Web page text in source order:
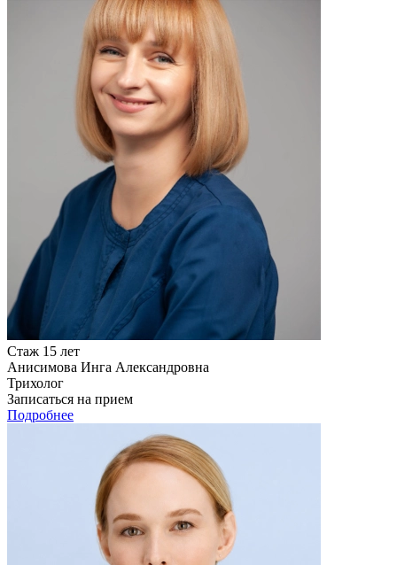
Стаж 15 лет
Анисимова Инга Александровна
Трихолог
Записаться на прием
Подробнее